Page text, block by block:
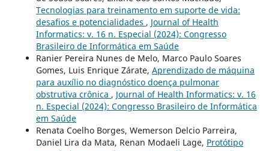
Tecnologias para treinamento em suporte de vida:
desafios e potencialidades , Journal of Health
Informatics: v. 16 n. Especial (2024): Congresso
Brasileiro de Informática em Saúde
Ranier Pereira Nunes de Melo, Marco Paulo Soares
Gomes, Luis Enrique Zárate, Aprendizado de máquina
para auxílio no diagnóstico doença pulmonar
obstrutiva crônica , Journal of Health Informatics: v. 16
n. Especial (2024): Congresso Brasileiro de Informática
em Saúde
Renata Coelho Borges, Wemerson Delcio Parreira,
Daniel Lira da Mata, Renan Modaeli Lage, Protótipo